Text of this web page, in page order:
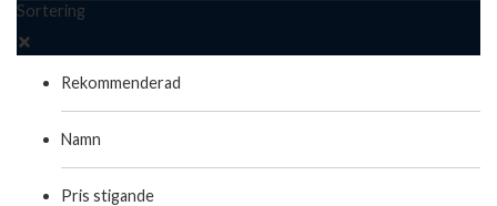
Sortering
Rekommenderad
Namn
Pris stigande